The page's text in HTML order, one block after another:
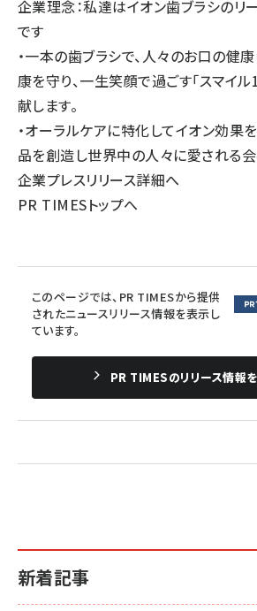
企業理念：私達はイオン歯ブラシのリ
です
・一本の歯ブラシで、人々のお口の健
康を守り、一生笑顔で過ごす「スマイ
献します。
・オーラルケアに特化してイオン効果
品を創造し世界中の人々に愛される会
企業プレスリリース詳細へ
PR TIMESトップへ
このページでは、PR TIMESから提供
されたニュースリリース情報を表示し
ています。
PR TIMESのリリース情報
新着記事